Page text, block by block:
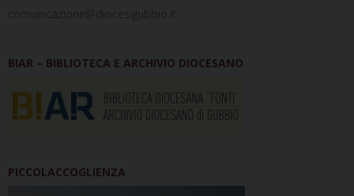
comunicazione@diocesigubbio.it
BIAR – BIBLIOTECA E ARCHIVIO DIOCESANO
PICCOLACCOGLIENZA